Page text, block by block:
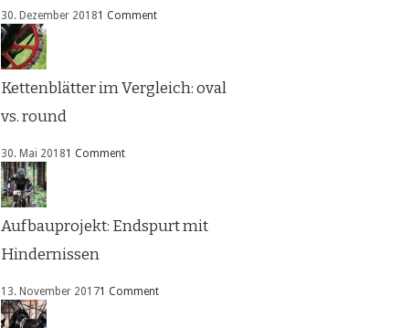
30. Dezember 20181 Comment
Kettenblätter im Vergleich: oval
vs. round
30. Mai 20181 Comment
Aufbauprojekt: Endspurt mit
Hindernissen
13. November 20171 Comment